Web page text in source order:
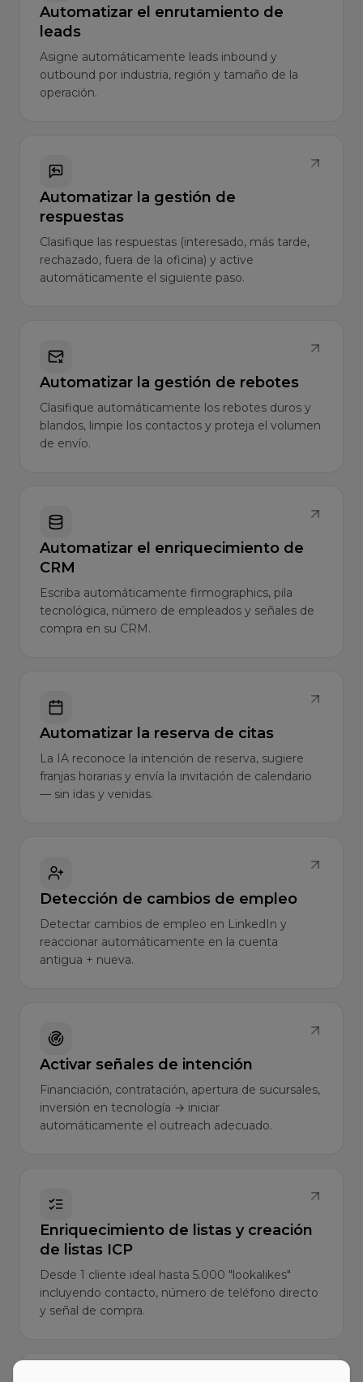
Automatizar el enrutamiento de
leads
Asigne automáticamente leads inbound y
outbound por industria, región y tamaño de la
operación.
Automatizar la gestión de
respuestas
Clasifique las respuestas (interesado, más tarde,
rechazado, fuera de la oficina) y active
automáticamente el siguiente paso.
Automatizar la gestión de rebotes
Clasifique automáticamente los rebotes duros y
blandos, limpie los contactos y proteja el volumen
de envío.
Automatizar el enriquecimiento de
CRM
Escriba automáticamente firmographics, pila
tecnológica, número de empleados y señales de
compra en su CRM.
Automatizar la reserva de citas
La IA reconoce la intención de reserva, sugiere
franjas horarias y envía la invitación de calendario
— sin idas y venidas.
Detección de cambios de empleo
Detectar cambios de empleo en LinkedIn y
reaccionar automáticamente en la cuenta
antigua + nueva.
Activar señales de intención
Financiación, contratación, apertura de sucursales,
inversión en tecnología → iniciar
automáticamente el outreach adecuado.
Enriquecimiento de listas y creación
de listas ICP
Desde 1 cliente ideal hasta 5.000 "lookalikes"
incluyendo contacto, número de teléfono directo
y señal de compra.